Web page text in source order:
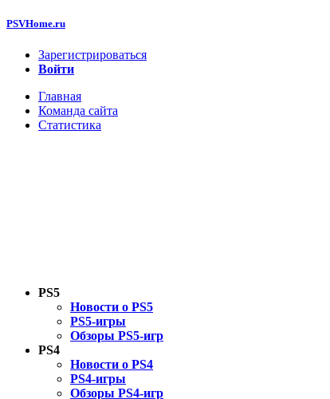
PSVHome.ru
Зарегистрироваться
Войти
Главная
Команда сайта
Статистика
PS5
Новости о PS5
PS5-игры
Обзоры PS5-игр
PS4
Новости о PS4
PS4-игры
Обзоры PS4-игр